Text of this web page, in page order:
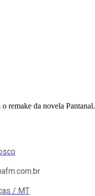
da novela
/ MT